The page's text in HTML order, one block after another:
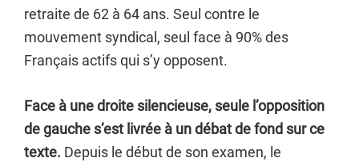
retraite de 62 à 64 ans. Seul contre le
mouvement syndical, seul face à 90% des
Français actifs qui s’y opposent.
Face à une droite silencieuse, seule l’opposition
de gauche s’est livrée à un débat de fond sur ce
texte. Depuis le début de son examen, le